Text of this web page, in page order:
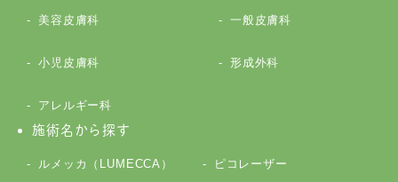
美容皮膚科 一般皮膚科
小児皮膚科 形成外科
アレルギー科
施術名から探す
ルメッカ（LUMECCA） ピコレーザー